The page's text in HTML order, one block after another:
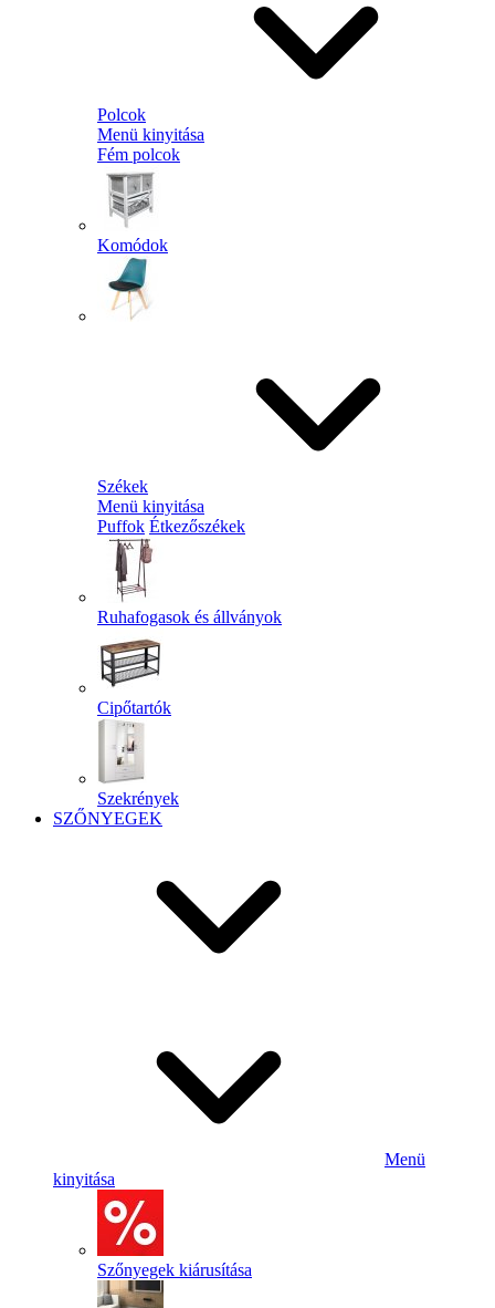
Polcok
Menü kinyitása
Fém polcok
Komódok
Székek
Menü kinyitása
Puffok Étkezőszékek
Ruhafogasok és állványok
Cipőtartók
Szekrények
SZŐNYEGEK
Menü
kinyitása
Szőnyegek kiárusítása